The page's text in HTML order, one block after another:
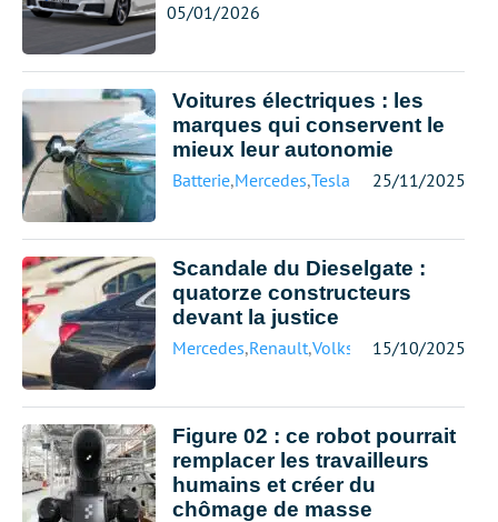
05/01/2026
Voitures électriques : les
marques qui conservent le
mieux leur autonomie
Batterie,Mercedes,Tesla Volkswagen
25/11/2025
Scandale du Dieselgate :
quatorze constructeurs
devant la justice
Mercedes,Renault,Volkswagen15/10/2025
Figure 02 : ce robot pourrait
remplacer les travailleurs
humains et créer du
chômage de masse